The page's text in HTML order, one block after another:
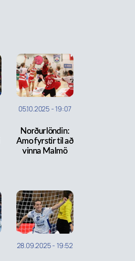
05.10.2025 -19:07
Norðurlöndin:
Amo fyrstir til að
vinna Malmö
28.09.2025- 19:52